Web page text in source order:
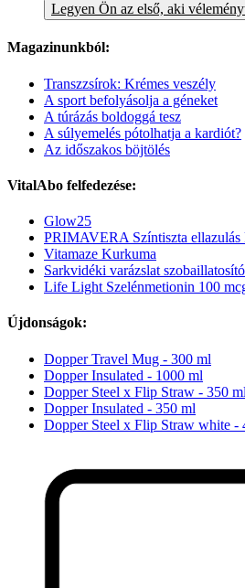
Legyen Ön az első, aki
Magazinunkból:
Transzzsírok: Krémes veszély
A sport befolyásolja a géneket
A túrázás boldoggá tesz
A súlyemelés pótolhatja a kardiót?
Az időszakos böjtölés
VitalAbo felfedezése:
Glow25
PRIMAVERA Színtiszta ellazulás
Vitamaze Kurkuma
Sarkvidéki varázslat
Life Light Szelénmetionin 100
Újdonságok:
Dopper Travel Mug - 300 ml
Dopper Insulated - 1000 ml
Dopper Steel x Flip Straw - 350 ml
Dopper Insulated - 350 ml
Dopper Steel x Flip Straw white -